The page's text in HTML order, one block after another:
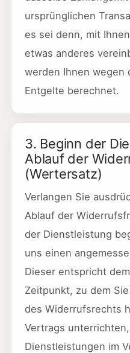
ursprünglichen
es sei denn, mit
etwas anderes
werden Ihnen wegen
Entgelte berechnet.
3. Beginn der
Ablauf der
(Wertersatz)
Verlangen Sie
Ablauf der
der Dienstleistung
uns einen
Dieser entspricht
Zeitpunkt, zu dem
des Widerrufsrechts
Vertrags
Dienstleistungen im